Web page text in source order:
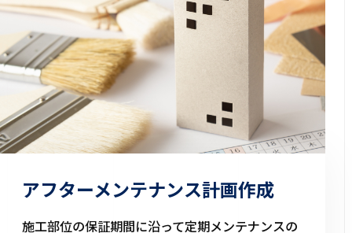
アフターメンテナンス計画作成
施工部位の保証期間に沿って定期メンテナンスの